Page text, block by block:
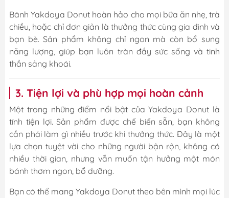
Bánh Yakdoya Donut hoàn hảo cho mọi bữa ăn nhẹ, trà
chiều, hoặc chỉ đơn giản là thưởng thức cùng gia đình và
bạn bè. Sản phẩm không chỉ ngon mà còn bổ sung
năng lượng, giúp bạn luôn tràn đầy sức sống và tinh
thần sảng khoái.
3. Tiện lợi và phù hợp mọi hoàn cảnh
Một trong những điểm nổi bật của Yakdoya Donut là
tính tiện lợi. Sản phẩm được chế biến sẵn, bạn không
cần phải làm gì nhiều trước khi thưởng thức. Đây là một
lựa chọn tuyệt vời cho những người bận rộn, không có
nhiều thời gian, nhưng vẫn muốn tận hưởng một món
bánh thơm ngon, bổ dưỡng.
Bạn có thể mang Yakdoya Donut theo bên mình mọi lúc